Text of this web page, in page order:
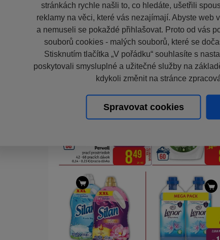
stránkách rychle našli to, co hledáte, ušetřili
reklamy na věci, které vás nezajímají. Abyste web
a nemuseli se pokaždé přihlašovat. Proto od vás
souborů cookies - malých souborů, které se
Stisknutím tlačítka „V pořádku“ souhlasíte s
poskytovali smysluplné a užitečné služby na
kdykoli změnit na stránce
Spravovat cookies